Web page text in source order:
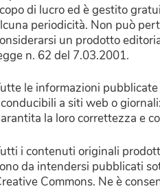
di lucro ed è gestito
periodicità. Non può
un prodotto
n. 62 del 7.03.2001.
le informazioni pubblicate
a siti web o
la loro correttezza e
i contenuti originali
da intendersi pubblicati
Commons. Ne è